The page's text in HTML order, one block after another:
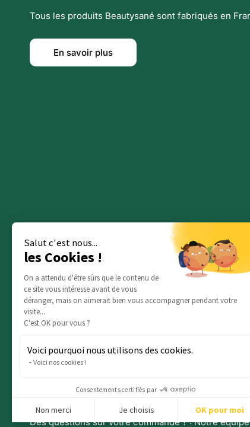
Salut c'est nous...
les Cookies !
On a attendu d'être sûrs que le contenu de
ce site vous intéresse avant de vous
déranger, mais on aimerait bien vous accompagner pendant votre
visite...
C'est OK pour vous ?
Voici pourquoi nous utilisons des cookies.
Voici nos cookies !
Consentements certifiés par
Non merci Je choisis OK pour moi
Tous les produits Beautysané sont fabriqués en
En savoir plus
Des questions sur votre commande ? : Notre